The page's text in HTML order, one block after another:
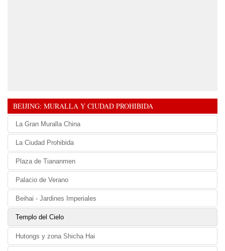
BEIJING: MURALLA Y CIUDAD PROHIBIDA
La Gran Muralla China
La Ciudad Prohibida
Plaza de Tiananmen
Palacio de Verano
Beihai - Jardines Imperiales
Templo del Cielo
Hutongs y zona Shicha Hai